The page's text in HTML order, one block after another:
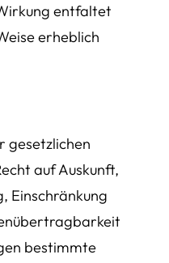
entfaltet
erheblich
gesetzlichen
auf Auskunft,
Einschränkung
bestimmte